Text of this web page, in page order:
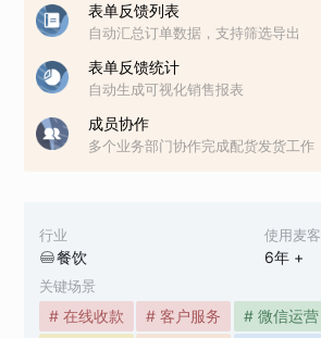
行业
餐饮
使用麦客
6年 +
关键场景
# 在线收款 # 客户服务 # 微信运营
表单反馈列表
自动汇总订单数据，支持筛选导出
表单反馈统计
自动生成可视化销售报表
成员协作
多个业务部门协作完成配货发货工作